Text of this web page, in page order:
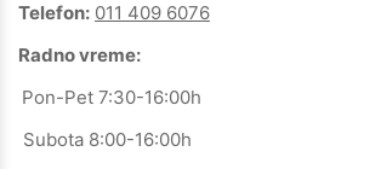
Telefon: 011 409 6076
Radno vreme:
Pon-Pet 7:30-16:00h
Subota 8:00-16:00h